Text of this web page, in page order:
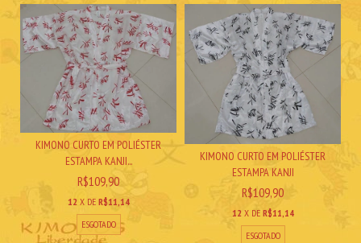
KIMONO CURTO EM POLIÉSTER
ESTAMPA KANJI...
R$109,90
12 X DE R$11,14
ESGOTADO
KIMONO CURTO EM POLIÉSTER
ESTAMPA KANJI
R$109,90
12 X DE R$11,14
ESGOTADO